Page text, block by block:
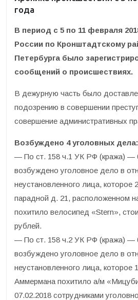
года
В период с 5 по 11 февраля
России по Кронштадтскому
Петербурга было
сообщений о происшествиях.
В дежурную часть было
подозрению в совершении
совершение административных
Возбуждено 4 уголовных дела:
— По ст. 158 ч.1 УК РФ (кража) —
возбуждено уголовное дело в
неустановленного лица, которое
парадной д. 21, расположенном
похитило велосипед «Stern»,
рублей.
— По ст. 158 ч.2 УК РФ (кража) —
возбуждено уголовное дело в
неустановленного лица, которое
Аммермана похитило а/м
07.02.2018 сотрудниками